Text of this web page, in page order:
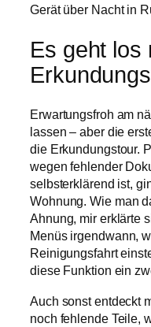
Gerät über Nacht in
Es geht los
Erwartungsfroh am
lassen – aber die
die Erkundungstour.
wegen fehlender
selbsterklärend ist,
Wohnung. Wie man
Ahnung, mir erklärte
Menüs irgendwann,
Reinigungsfahrt
diese Funktion ein
Auch sonst entdeckt
noch fehlende Teile,